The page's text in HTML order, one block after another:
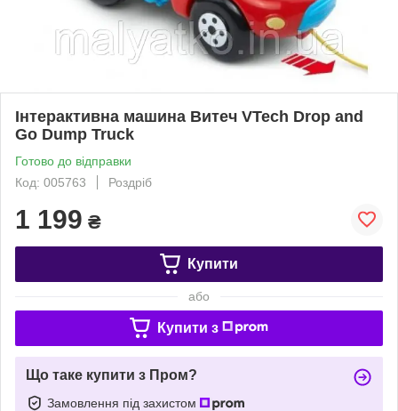
Інтерактивна машина Витеч VTech Drop and
Go Dump Truck
Готово до відправки
Код: 005763
Роздріб
1 199 ₴
Купити
або
Купити з
Що таке купити з Пром?
Замовлення під захистом